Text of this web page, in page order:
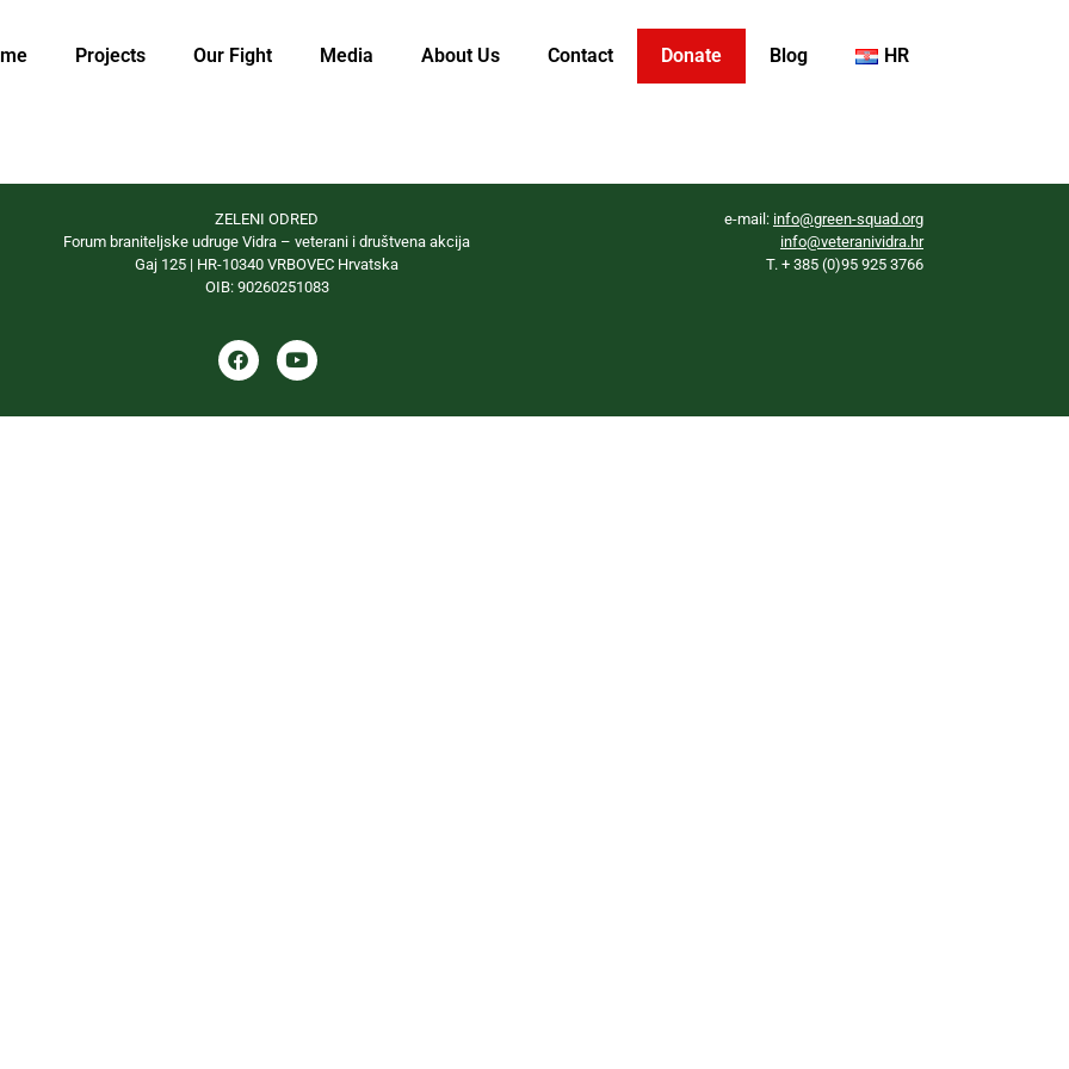
Projects Our Fight Media About Us Contact Donate Blog HR
ZELENI ODRED
Forum braniteljske udruge Vidra – veterani i društvena akcija
Gaj 125 | HR-10340 VRBOVEC Hrvatska
OIB: 90260251083
e-mail: info@green-squad.org
info@veteranividra.hr
T. + 385 (0)95 925 3766